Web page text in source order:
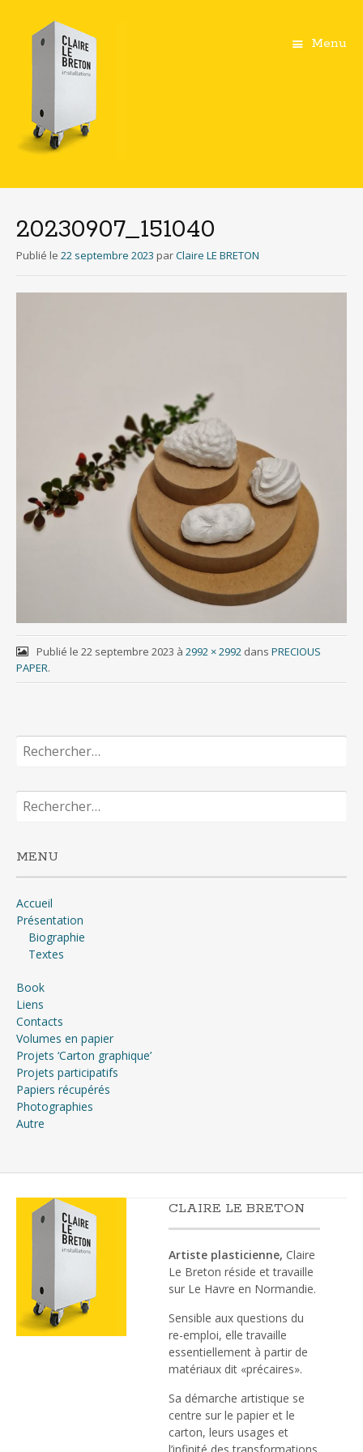
Menu
principal
20230907_151040
Publié le 22 septembre 2023 parClaire LE BRETON
Publié le 22 septembre 2023 à 2992 × 2992dans PRECIOUS
PAPER.
Rechercher :
Rechercher :
MENU
Accueil
Présentation
Biographie
Textes
Book
Liens
Contacts
Volumes en papier
Projets ‘Carton graphique’
Projets participatifs
Papiers récupérés
Photographies
Autre
CLAIRE LE BRETON
Artiste plasticienne, Claire
Le Breton réside et travaille
sur Le Havre en Normandie.
Sensible aux questions du
re-emploi, elle travaille
essentiellement à partir de
matériaux dit «précaires».
Sa démarche artistique se
centre sur le papier et le
carton, leurs usages et